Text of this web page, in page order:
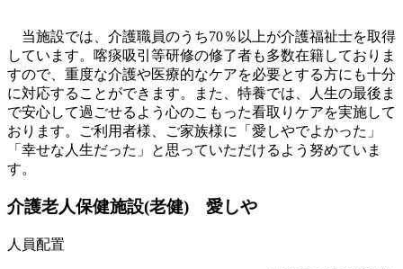
当施設では、介護職員のうち70％以上が介護福祉士を取得
しています。喀痰吸引等研修の修了者も多数在籍しておりま
すので、重度な介護や医療的なケアを必要とする方にも十分
に対応することができます。また、特養では、人生の最後ま
で安心して過ごせるよう心のこもった看取りケアを実施して
おります。ご利用者様、ご家族様に「愛しやでよかった」
「幸せな人生だった」と思っていただけるよう努めていま
す。
介護老人保健施設(老健) 愛しや
人員配置